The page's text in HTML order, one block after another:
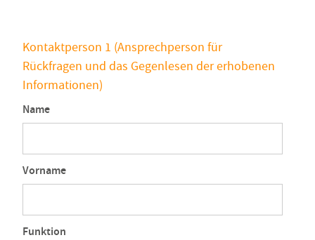
Kontaktperson 1 (Ansprechperson für
Rückfragen und das Gegenlesen der erhobenen
Informationen)
Name
Vorname
Funktion